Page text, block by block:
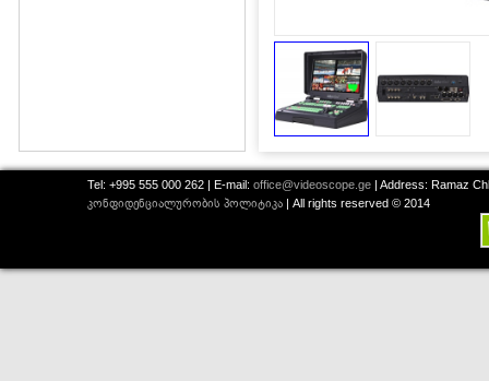
Tel: +995 555 000 262 | E-mail: office@videoscope.ge | Address: Ramaz
კონფიდენციალურობის პოლიტიკა | All rights reserved © 2014